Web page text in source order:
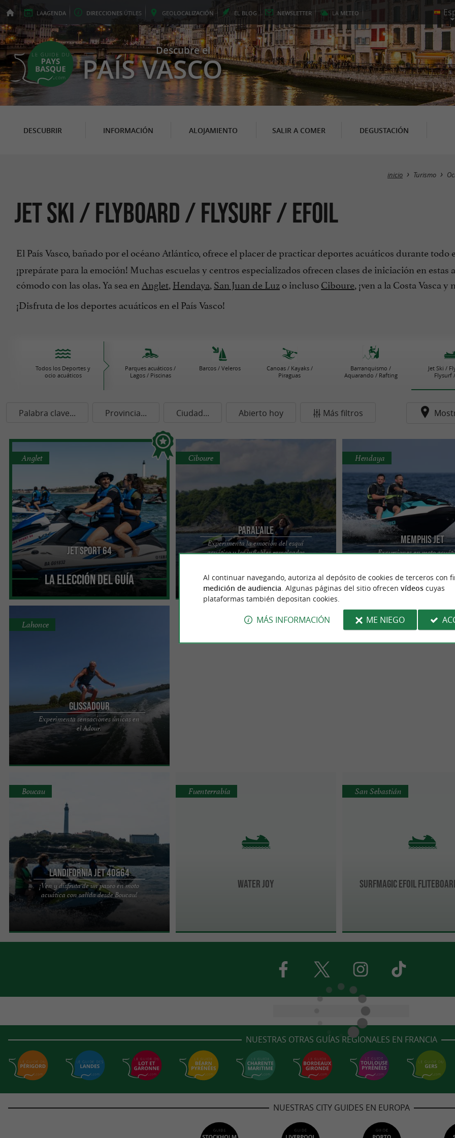
LAAGENDA DIRECCIONES ÚTILES GEOLOCALIZACIÓN EL BLOG NEWSLETTER LA METEO
Descubre el
PAÍS VASCO
DESCUBRIR INFORMACIÓN ALOJAMIENTO SALIR A COMER DEGUSTACIÓN
inicio Turismo
Jet Ski / Flyboard / Flysurf / eFoil
El País Vasco, bañado por el océano Atlántico, ofrece el placer de practicar deportes acuáticos durante todo
¡prepárate para la emoción! Muchas escuelas y centros especializados ofrecen clases de iniciación en
cómodo con las olas. Ya sea en Anglet, Hendaya, San Juan de Luzo inclusoCiboure, ¡ven a la Costa Vasca
¡Disfruta de los deportes acuáticos en el País Vasco!
Todos los Deportes y
ocio acuáticos
Parques acuáticos /
Lagos / Piscinas
Barcos / Veleros
Canoas / Kayaks /
Piraguas
Barranquismo /
Aquarando / Rafting
Jet Ski /
Flysurf
Palabra clave... Provincia... Ciudad... Abierto hoy Más filtros
Jet Sport 64
La Elección del Guía
Anglet
Alquiler de motos acuáticas en Anglet, cerca de
Biarritz – Alquileres y excursiones en el País
Vasco / Jet Sport ...
PARAL'aile
Experimenta la emoción del esquí
acuático y los inflables remolcados
Ciboure
Descubre la costa vasca en moto acuática con
Socoa y la playa, el ...
Memphis Jet
Excursiones en moto
Hendaya
Excursiones en moto acuática
instructor 95€ - 45 ...
Glissadour
Experimenta sensaciones únicas en
el Adour.
Lahonce
Bienvenidos a la única escuela de esquí acuático y
wakeboard de la costa vasca y del sur de la región
de las ...
Landifornia Jet 40&64
¡Ven y disfruta de un paseo en moto
acuática con salida desde Boucau!
Boucau
Landifornia Jet 40&64 – El especialista en
excursiones en moto acuática en el País Vasco.
Situada en Port du ...
WATER JOY
Fuenterrabía
SurfMagic eFoil
San Sebastián
NUESTRAS OTRAS GUÍAS REGIONALES EN FRANCIA
NUESTRAS CITY GUIDES EN EUROPA
Al continuar navegando, autoriza al depósito de cookies de terceros con
medición de audiencia . Algunas páginas del sitio ofrecen vídeoscuyas
plataformas también depositan cookies.
MÁS INFORMACIÓN ME NIEGO